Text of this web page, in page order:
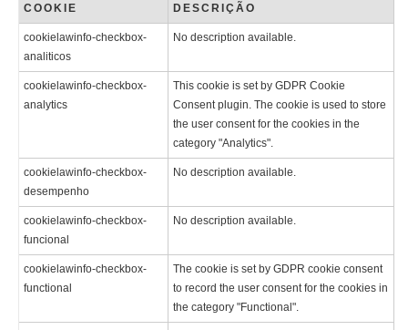
COOKIE DESCRIÇÃO
cookielawinfo-checkbox-
analiticos
No description available.
cookielawinfo-checkbox-
analytics
This cookie is set by GDPR Cookie
Consent plugin. The cookie is used to store
the user consent for the cookies in the
category "Analytics".
cookielawinfo-checkbox-
desempenho
No description available.
cookielawinfo-checkbox-
funcional
No description available.
cookielawinfo-checkbox-
functional
The cookie is set by GDPR cookie consent
to record the user consent for the cookies in
the category "Functional".